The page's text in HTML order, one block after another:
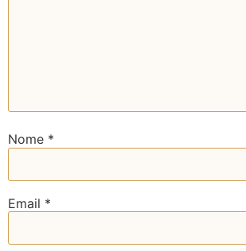
Nome *
Email *